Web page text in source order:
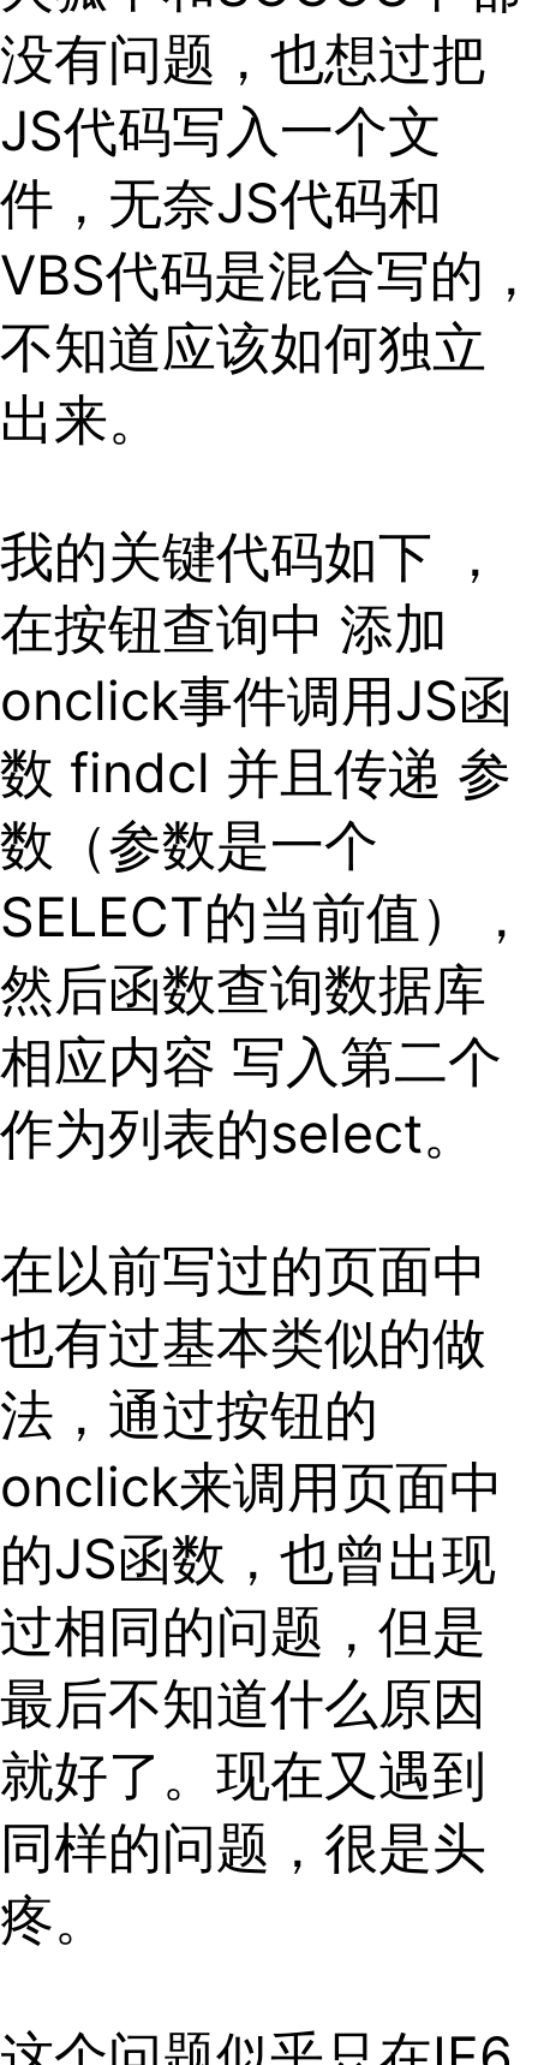
没有问题，也想过把
JS代码写入一个文
件，无奈JS代码和
VBS代码是混合写的，
不知道应该如何独立
出来。
我的关键代码如下 ，
在按钮查询中 添加
onclick事件调用JS函
数 findcl 并且传递 参
数（参数是一个
SELECT的当前值），
然后函数查询数据库
相应内容 写入第二个
作为列表的select。
在以前写过的页面中
也有过基本类似的做
法，通过按钮的
onclick来调用页面中
的JS函数，也曾出现
过相同的问题，但是
最后不知道什么原因
就好了。现在又遇到
同样的问题，很是头
疼。